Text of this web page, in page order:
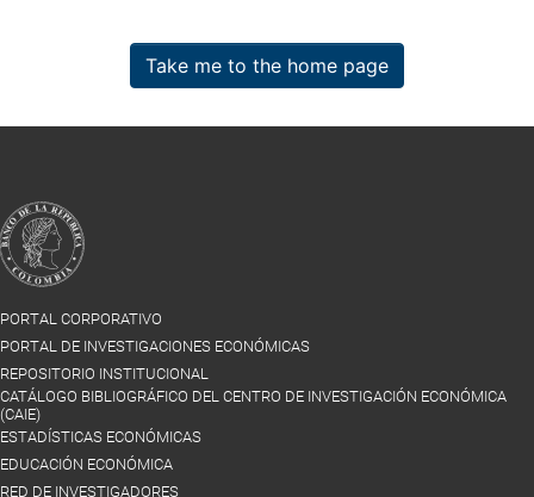
Take me to the home page
PORTAL CORPORATIVO
PORTAL DE INVESTIGACIONES ECONÓMICAS
REPOSITORIO INSTITUCIONAL
CATÁLOGO BIBLIOGRÁFICO DEL CENTRO DE INVESTIGACIÓN ECONÓMICA
(CAIE)
ESTADÍSTICAS ECONÓMICAS
EDUCACIÓN ECONÓMICA
RED DE INVESTIGADORES